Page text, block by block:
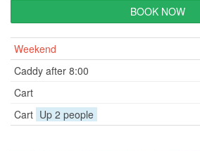
BOOK NOW
Weekend
Caddy after 8:00
Cart
Cart Up 2 people